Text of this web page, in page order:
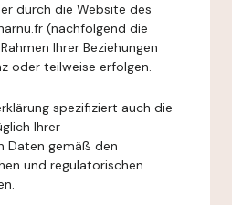
durch die Website des
(nachfolgend die
Ihrer Beziehungen
oder teilweise erfolgen.
spezifiziert auch die
Ihrer
Daten gemäß den
und regulatorischen